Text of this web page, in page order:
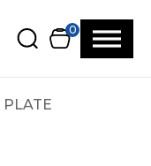
0
PLATE